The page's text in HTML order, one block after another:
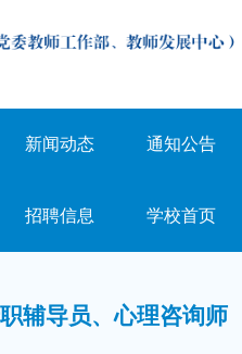
新闻动态 通知公告
招聘信息 学校首页
辅导员、心理咨询师